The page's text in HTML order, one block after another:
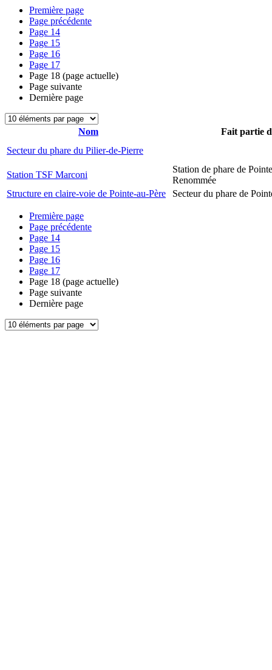
Première page
Page précédente
Page 14
Page 15
Page 16
Page 17
Page 18 (page actuelle)
Page suivante
Dernière page
Nom
Fait partie
Secteur du phare du Pilier-de-Pierre
Station TSF Marconi
Station de phare de
Renommée
Structure en claire-voie de Pointe-au-Père
Secteur du phare de
Première page
Page précédente
Page 14
Page 15
Page 16
Page 17
Page 18 (page actuelle)
Page suivante
Dernière page